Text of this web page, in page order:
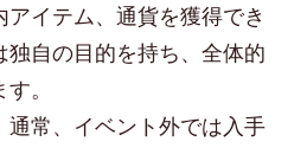
イテム、通貨を獲得でき
独自の目的を持ち、全体的
。
通常、イベント外では入手